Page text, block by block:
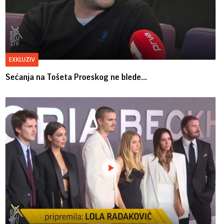
EXKLUZIV
Sećanja na Tošeta Proeskog ne blede...